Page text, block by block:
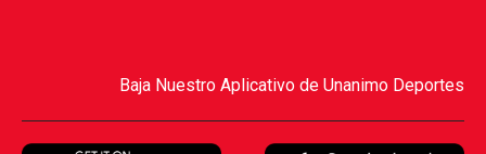
Baja Nuestro Aplicativo de Unanimo Deportes